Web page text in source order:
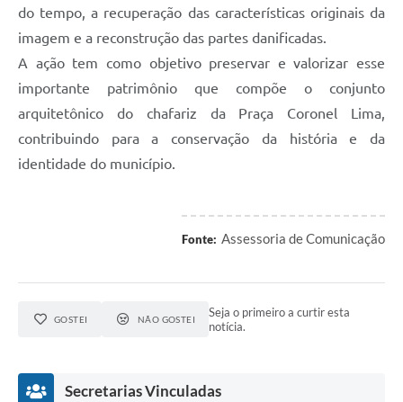
do tempo, a recuperação das características originais da
imagem e a reconstrução das partes danificadas.
A ação tem como objetivo preservar e valorizar esse
importante patrimônio que compõe o conjunto
arquitetônico do chafariz da Praça Coronel Lima,
contribuindo para a conservação da história e da
identidade do município.
Fonte: Assessoria de Comunicação
GOSTEI NÃO GOSTEI
Seja o primeiro a curtir esta
notícia.
Secretarias Vinculadas